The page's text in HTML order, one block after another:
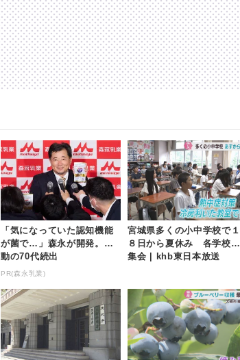
「気になっていた認知機能
が菌で…」森永が開発。感
動の70代続出
PR(森永乳業)
宮城県多くの小中学校で１
８日から夏休み 各学校で
集会 | khb東日本放送